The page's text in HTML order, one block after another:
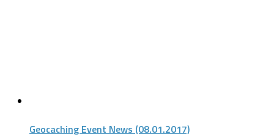
Geocaching Event News (08.01.2017)